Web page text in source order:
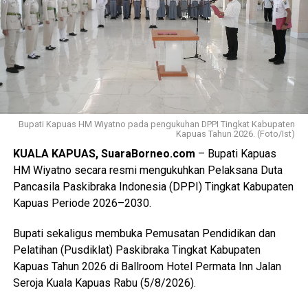
terdiri dari peserta, pembina, dan pendamping
diberangkatkan menuju Bumi Perkemahan dan Graha
Wisata (Buperta) Cibubur Jakarta, untuk mengikuti agenda
Jamnas pada 13–23 Agustus 2026.
“Mereka akan bergabung dengan Pramuka Penggalang se-
Indonesia menurut informasi juga hadir Pramuka se-Asia
Tenggara. Ini merupakan hal positif bagi perkembangan
anak-anak terutama duta Pramuka Kabupaten Kapuas,”
ujarnya. (Ujg/SB)
Views: 14
Bagikan ke
WhatsApp 0 Facebook 0
Messenger 0 Twitter/X
Bupati Kapuas HM Wiyatno pada pengukuhan DPPI Tingkat Kabupaten
Kapuas Tahun 2026. (Foto/Ist)
KUALA KAPUAS, SuaraBorneo.com – Bupati Kapuas
HM Wiyatno secara resmi mengukuhkan Pelaksana Duta
Pancasila Paskibraka Indonesia (DPPI) Tingkat Kabupaten
Kapuas Periode 2026–2030.
Bupati sekaligus membuka Pemusatan Pendidikan dan
Pelatihan (Pusdiklat) Paskibraka Tingkat Kabupaten
Kapuas Tahun 2026 di Ballroom Hotel Permata Inn Jalan
Seroja Kuala Kapuas Rabu (5/8/2026).